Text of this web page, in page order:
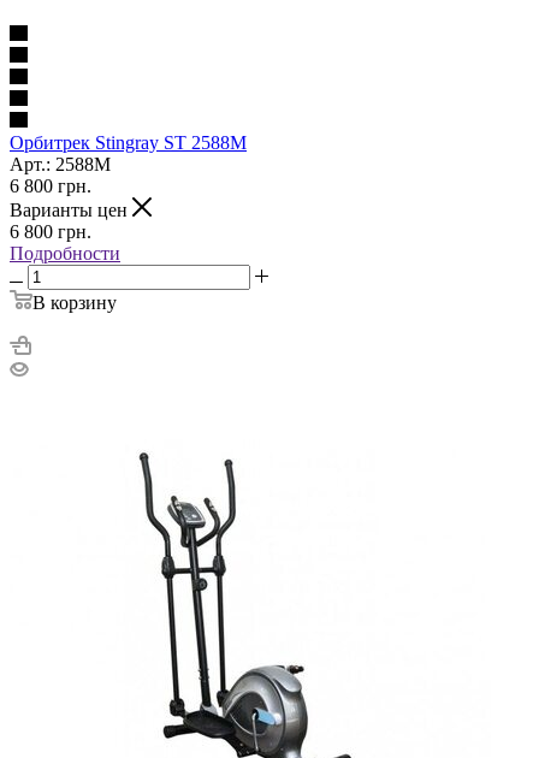
Орбитрек Stingray ST 2588M
Арт.: 2588M
6 800 грн.
Варианты цен
6 800 грн.
Подробности
В корзину